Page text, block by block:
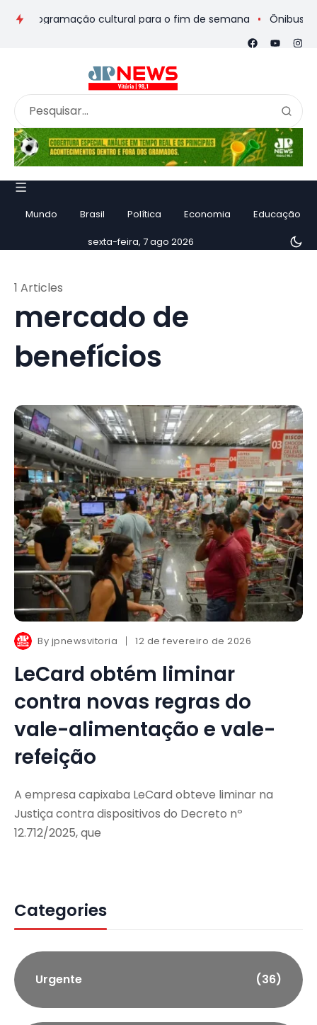
programação cultural para o fim de semana Ônibus de
Mundo Brasil Política Economia Educação
sexta-feira, 7 ago 2026
mercado de
benefícios
1 Articles
By jpnewsvitoria 12 de fevereiro de 2026
LeCard obtém liminar
contra novas regras do
vale-alimentação e vale-
refeição
A empresa capixaba LeCard obteve liminar na
Justiça contra dispositivos do Decreto nº
12.712/2025, que
Categories
Urgente (36)